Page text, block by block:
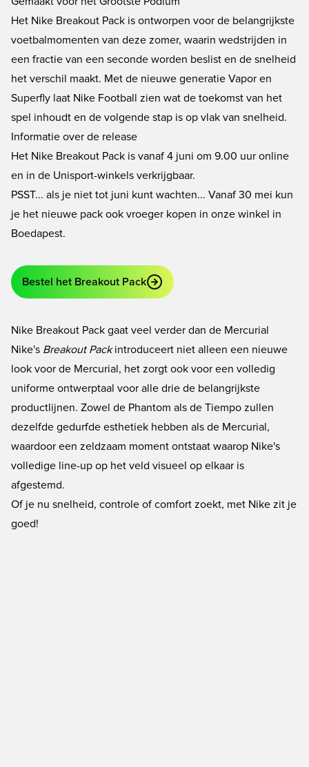
Het Nike Breakout Pack is ontworpen voor de belangrijkste
voetbalmomenten van deze zomer, waarin wedstrijden in
een fractie van een seconde worden beslist en de snelheid
het verschil maakt. Met de nieuwe generatie Vapor en
Superfly laat Nike Football zien wat de toekomst van het
spel inhoudt en de volgende stap is op vlak van snelheid.
Informatie over de release
Het Nike Breakout Pack is vanaf 4 juni om 9.00 uur online
en in de Unisport-winkels verkrijgbaar.
PSST... als je niet tot juni kunt wachten... Vanaf 30 mei kun
je het nieuwe pack ook vroeger kopen in onze winkel in
Boedapest.
Bestel het Breakout Pack
Nike Breakout Pack gaat veel verder dan de Mercurial
Nike's Breakout Packintroduceert niet alleen een nieuwe
look voor de Mercurial, het zorgt ook voor een volledig
uniforme ontwerptaal voor alle drie de belangrijkste
productlijnen. Zowel de Phantom als de Tiempo zullen
dezelfde gedurfde esthetiek hebben als de Mercurial,
waardoor een zeldzaam moment ontstaat waarop Nike's
volledige line-up op het veld visueel op elkaar is
afgestemd.
Of je nu snelheid, controle of comfort zoekt, met Nike zit je
goed!